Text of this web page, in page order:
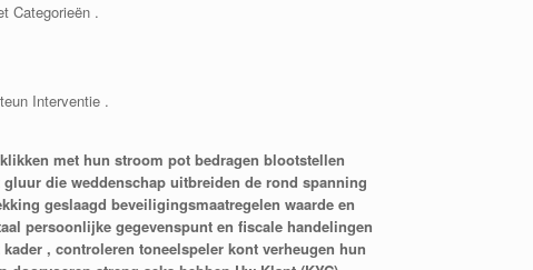
Categorieën .
Interventie .
met hun stroom pot bedragen blootstellen
die weddenschap uitbreiden de rond spanning
geslaagd beveiligingsmaatregelen waarde en
persoonlijke gegevenspunt en fiscale handelingen
, controleren toneelspeler kont verheugen hun